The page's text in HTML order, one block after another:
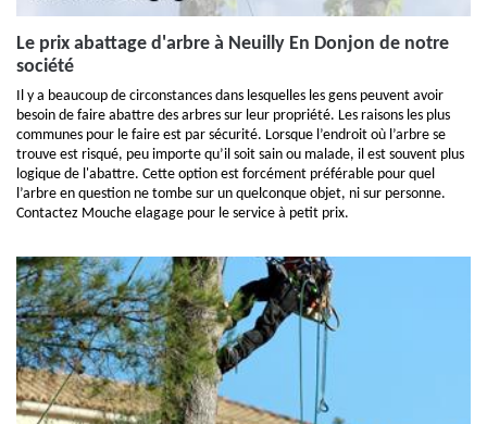
Le prix abattage d'arbre à Neuilly En Donjon de notre
société
Il y a beaucoup de circonstances dans lesquelles les gens peuvent avoir
besoin de faire abattre des arbres sur leur propriété. Les raisons les plus
communes pour le faire est par sécurité. Lorsque l’endroit où l’arbre se
trouve est risqué, peu importe qu’il soit sain ou malade, il est souvent plus
logique de l'abattre. Cette option est forcément préférable pour quel
l’arbre en question ne tombe sur un quelconque objet, ni sur personne.
Contactez Mouche elagage pour le service à petit prix.